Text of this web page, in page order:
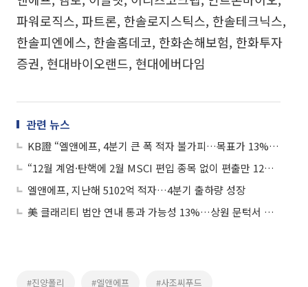
파워로직스, 파트론, 한솔로지스틱스, 한솔테크닉스,
한솔피엔에스, 한솔홈데코, 한화손해보험, 한화투자
증권, 현대바이오랜드, 현대에버다임
관련 뉴스
KB證 “엘앤에프, 4분기 큰 폭 적자 불가피…목표가 13%↓”
“12월 계엄·탄핵에 2월 MSCI 편입 종목 없이 편출만 12개…엘앤에프, LG화학우”
엘앤에프, 지난해 5102억 적자…4분기 출하량 성장
美 클래리티 법안 연내 통과 가능성 13%…상원 문턱서 제동
#진양폴리 #엘앤에프 #사조씨푸드